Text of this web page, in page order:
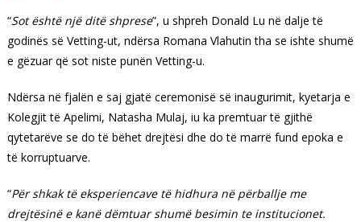
“Sot është një ditë shprese”, u shpreh Donald Lu në dalje të
godinës së Vetting-ut, ndërsa Romana Vlahutin tha se ishte shumë
e gëzuar që sot niste punën Vetting-u.
Ndërsa në fjalën e saj gjatë ceremonisë së inaugurimit, kyetarja e
Kolegjit të Apelimi, Natasha Mulaj, iu ka premtuar të gjithë
qytetarëve se do të bëhet drejtësi dhe do të marrë fund epoka e
të korruptuarve.
“Për shkak të eksperiencave të hidhura në përballje me
drejtësinë e kanë dëmtuar shumë besimin te institucionet.